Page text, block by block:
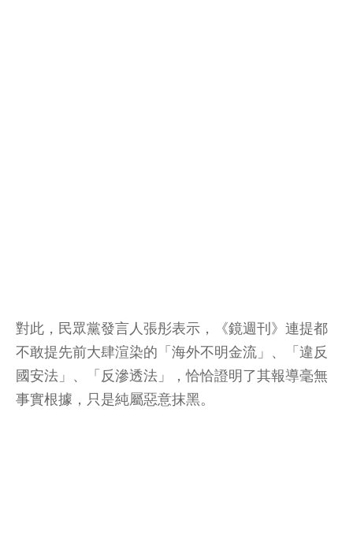
對此，民眾黨發言人張彤表示，《鏡週刊》連提都
不敢提先前大肆渲染的「海外不明金流」、「違反
國安法」、「反滲透法」，恰恰證明了其報導毫無
事實根據，只是純屬惡意抹黑。